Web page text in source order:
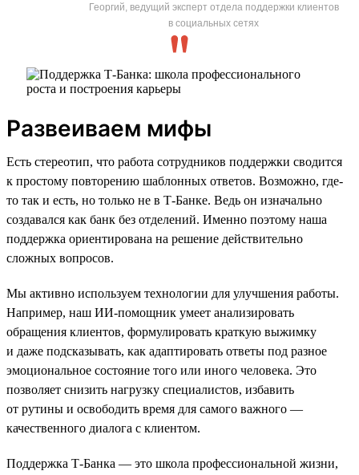
Георгий, ведущий эксперт отдела поддержки клиентов
в социальных сетях
Развеиваем мифы
Есть стереотип, что работа сотрудников поддержки сводится
к простому повторению шаблонных ответов. Возможно, где-
то так и есть, но только не в Т-Банке. Ведь он изначально
создавался как банк без отделений. Именно поэтому наша
поддержка ориентирована на решение действительно
сложных вопросов.
Мы активно используем технологии для улучшения работы.
Например, наш ИИ-помощник умеет анализировать
обращения клиентов, формулировать краткую выжимку
и даже подсказывать, как адаптировать ответы под разное
эмоциональное состояние того или иного человека. Это
позволяет снизить нагрузку специалистов, избавить
от рутины и освободить время для самого важного —
качественного диалога с клиентом.
Поддержка Т-Банка — это школа профессиональной жизни,